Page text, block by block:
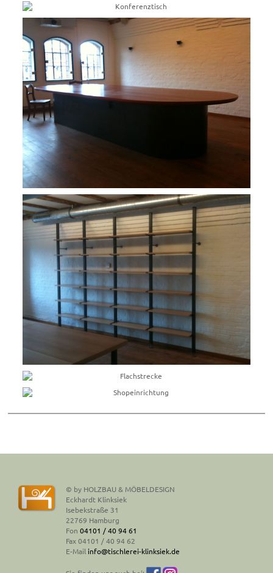
© by HOLZBAU & MÖBELDESIGN
Eckhardt Klinksiek
Isebekstraße 31
22769 Hamburg
Fon 04101 / 40 94 61
Fax 04101 / 40 94 62
E-Mail info@tischlerei-klinksiek.de